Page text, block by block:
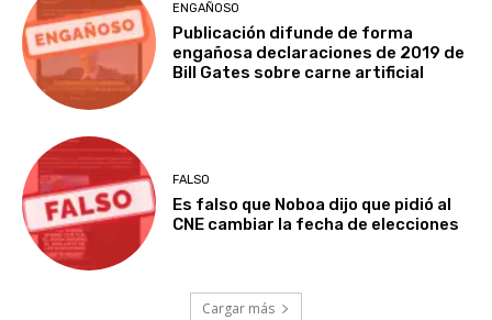
ENGAÑOSO
Publicación difunde de forma
engañosa declaraciones de 2019 de
Bill Gates sobre carne artificial
FALSO
Es falso que Noboa dijo que pidió al
CNE cambiar la fecha de elecciones
Cargar más